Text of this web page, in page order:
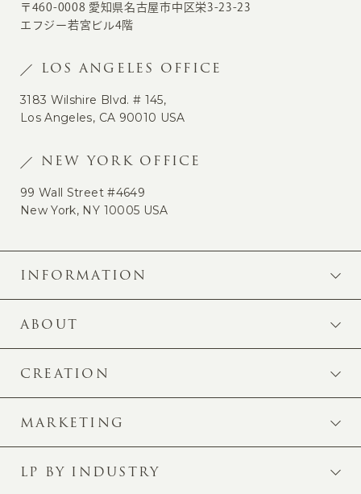
〒460-0008 愛知県名古屋市中区栄3-23-23
エフジー若宮ビル4階
LOS ANGELES OFFICE
3183 Wilshire Blvd. # 145,
Los Angeles, CA 90010 USA
NEW YORK OFFICE
99 Wall Street #4649
New York, NY 10005 USA
INFORMATION
ABOUT
CREATION
MARKETING
LP BY INDUSTRY